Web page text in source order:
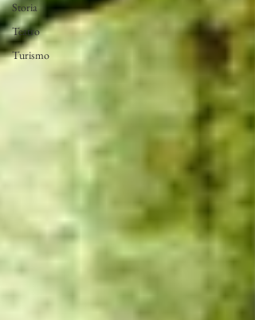
Storia
Teatro
Turismo